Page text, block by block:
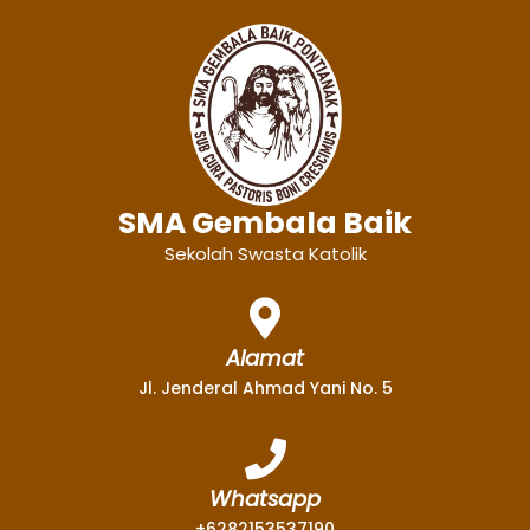
SMA Gembala Baik
Sekolah Swasta Katolik
Alamat
Jl. Jenderal Ahmad Yani No. 5
Whatsapp